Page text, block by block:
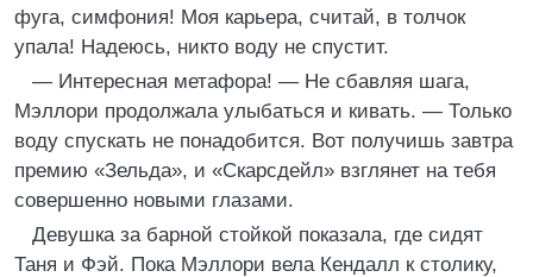
фуга, симфония! Моя карьера, считай, в толчок
упала! Надеюсь, никто воду не спустит.
— Интересная метафора! — Не сбавляя шага,
Мэллори продолжала улыбаться и кивать. — Только
воду спускать не понадобится. Вот получишь завтра
премию «Зельда», и «Скарсдейл» взглянет на тебя
совершенно новыми глазами.
Девушка за барной стойкой показала, где сидят
Таня и Фэй. Пока Мэллори вела Кендалл к столику,